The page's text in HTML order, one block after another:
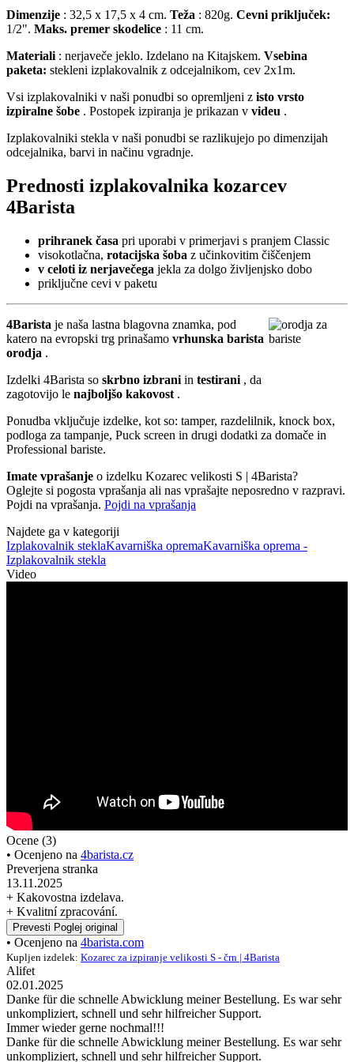
Dimenzije : 32,5 x 17,5 x 4 cm. Teža : 820g. Cevni priključek:
1/2". Maks. premer skodelice : 11 cm.
Materiali : nerjaveče jeklo. Izdelano na Kitajskem. Vsebina
paketa: stekleni izplakovalnik z odcejalnikom, cev 2x1m.
Vsi izplakovalniki v naši ponudbi so opremljeni z isto vrsto
izpiralne šobe . Postopek izpiranja je prikazan v videu .
Izplakovalniki stekla v naši ponudbi se razlikujejo po dimenzijah
odcejalnika, barvi in načinu vgradnje.
Prednosti izplakovalnika kozarcev
4Barista
prihranek časa pri uporabi v primerjavi s pranjem Classic
visokotlačna, rotacijska šoba z učinkovitim čiščenjem
v celoti iz nerjavečega jekla za dolgo življenjsko dobo
priključne cevi v paketu
4Barista je naša lastna blagovna znamka, pod
katero na evropski trg prinašamo vrhunska barista
orodja .
Izdelki 4Barista so skrbno izbrani in testirani , da
zagotovijo le najboljšo kakovost .
Ponudba vključuje izdelke, kot so: tamper, razdelilnik, knock box,
podloga za tampanje, Puck screen in drugi dodatki za domače in
Professional bariste.
Imate vprašanje o izdelku Kozarec velikosti S | 4Barista?
Oglejte si pogosta vprašanja ali nas vprašajte neposredno v razpravi.
Pojdi na vprašanja. Pojdi na vprašanja
Najdete ga v kategoriji
Izplakovalnik steklaKavarniška opremaKavarniška oprema -
Izplakovalnik stekla
Video
Ocene (3)
• Ocenjeno na 4barista.cz
Preverjena stranka
13.11.2025
+ Kakovostna izdelava.
+ Kvalitní zpracování.
Prevesti Poglej original
• Ocenjeno na 4barista.com
Kupljen izdelek: Kozarec za izpiranje velikosti S - črn | 4Barista
Alifet
02.01.2025
Danke für die schnelle Abwicklung meiner Bestellung. Es war sehr
unkompliziert, schnell und sehr hilfreicher Support.
Immer wieder gerne nochmal!!!
Danke für die schnelle Abwicklung meiner Bestellung. Es war sehr
unkompliziert, schnell und sehr hilfreicher Support.